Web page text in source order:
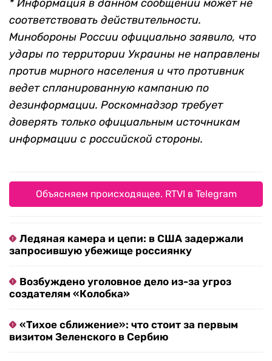
* Информация в данном сообщении может не
соответствовать действительности.
Минобороны России официально заявило, что
удары по территории Украины не направлены
против мирного населения и что противник
ведет спланированную кампанию по
дезинформации. Роскомнадзор требует
доверять только официальным источникам
информации с российской стороны.
Объясняем происходящее. RTVI в Telegram
Ледяная камера и цепи: в США задержали
запросившую убежище россиянку
Возбуждено уголовное дело из-за угроз
создателям «Колобка»
«Тихое сближение»: что стоит за первым
визитом Зеленского в Сербию